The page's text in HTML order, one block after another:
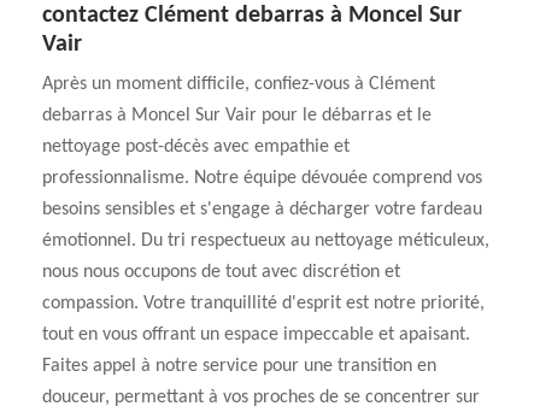
contactez Clément debarras à Moncel Sur
Vair
Après un moment difficile, confiez-vous à Clément
debarras à Moncel Sur Vair pour le débarras et le
nettoyage post-décès avec empathie et
professionnalisme. Notre équipe dévouée comprend vos
besoins sensibles et s'engage à décharger votre fardeau
émotionnel. Du tri respectueux au nettoyage méticuleux,
nous nous occupons de tout avec discrétion et
compassion. Votre tranquillité d'esprit est notre priorité,
tout en vous offrant un espace impeccable et apaisant.
Faites appel à notre service pour une transition en
douceur, permettant à vos proches de se concentrer sur